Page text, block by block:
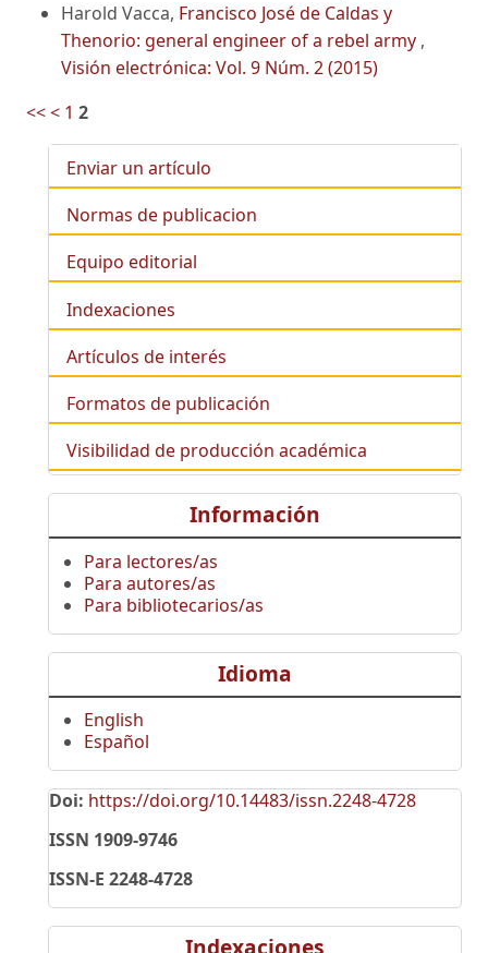
Harold Vacca, Francisco José de Caldas y
Thenorio: general engineer of a rebel army ,
Visión electrónica: Vol. 9 Núm. 2 (2015)
<<< 1 2
Enviar un artículo
Normas de publicacion
Equipo editorial
Indexaciones
Artículos de interés
Formatos de publicación
Visibilidad de producción académica
Información
Para lectores/as
Para autores/as
Para bibliotecarios/as
Idioma
English
Español
Doi: https://doi.org/10.14483/issn.2248-4728
ISSN 1909-9746
ISSN-E 2248-4728